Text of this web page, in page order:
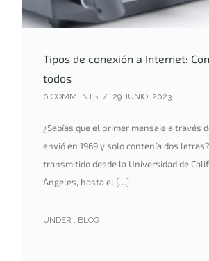
Tipos de conexión a Internet:
todos
0 COMMENTS / 29 JUNIO, 2023
¿Sabías que el primer mensaje a través
envió en 1969 y solo contenía dos
transmitido desde la Universidad de
Ángeles, hasta el […]
UNDER : BLOG